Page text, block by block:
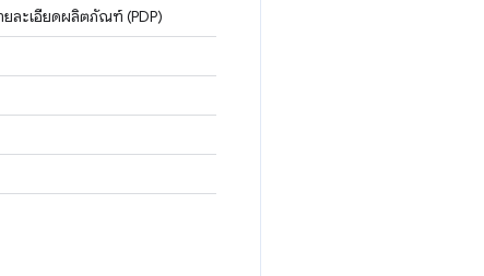
ยละเอียดผลิตภัณฑ์ (PDP)